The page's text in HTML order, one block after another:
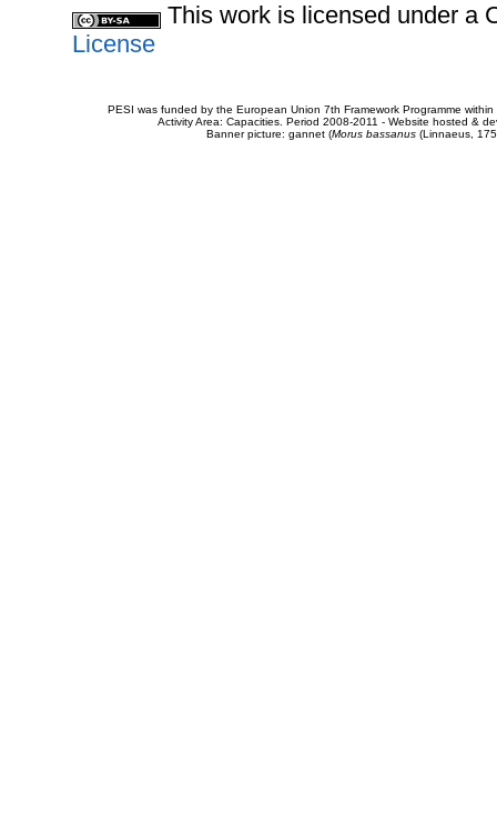
This work is licensed under a
License
PESI was funded by the European Union 7th Framework Programme
Activity Area: Capacities. Period 2008-2011 - Website hosted &
Banner picture: gannet (Morus bassanus(Linnaeus,